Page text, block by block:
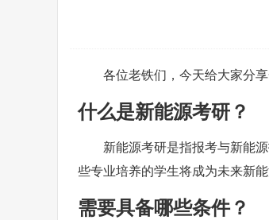
各位老铁们，今天给大家分
什么是新能源考研？
新能源考研是指报考与新能
些专业培养的学生将成为未来新
需要具备哪些条件？